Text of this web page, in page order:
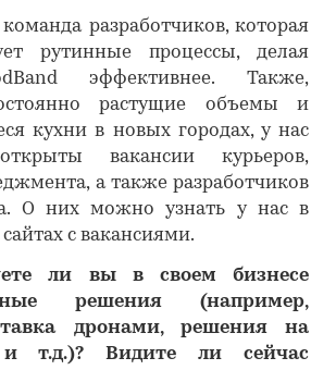
разработчиков, которая
рутинные процессы, делая
эффективнее. Также,
растущие объемы и
кухни в новых городах, у нас
вакансии курьеров,
а также разработчиков
О них можно узнать у нас в
с вакансиями.
ли вы в своем бизнесе
решения (например,
дронами, решения на
т.д.)? Видите ли сейчас